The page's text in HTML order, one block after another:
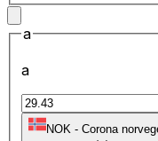
a
a
NOK - Corona